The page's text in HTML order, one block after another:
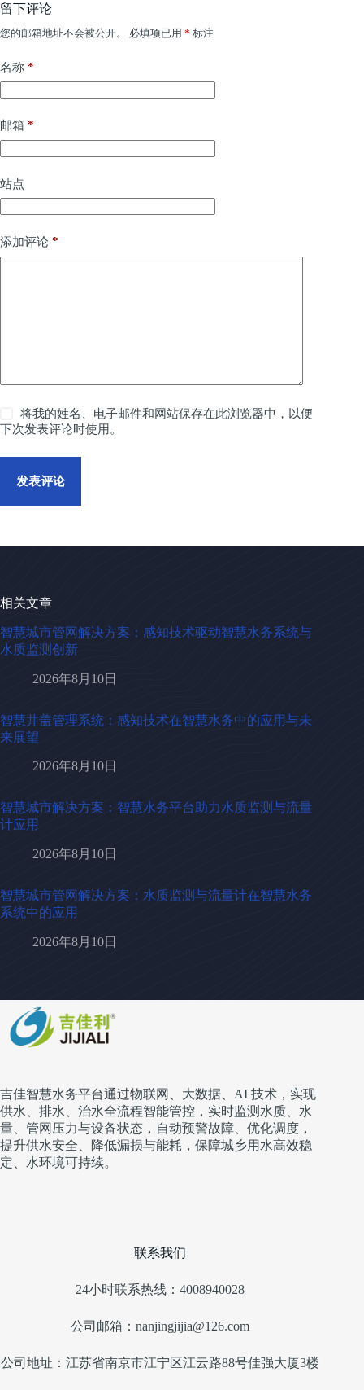
留下评论
您的邮箱地址不会被公开。 必填项已用 * 标注
名称 *
邮箱 *
站点
添加评论 *
将我的姓名、电子邮件和网站保存在此浏览器中，以便
下次发表评论时使用。
发表评论
相关文章
智慧城市管网解决方案：感知技术驱动智慧水务系统与
水质监测创新
2026年8月10日
智慧井盖管理系统：感知技术在智慧水务中的应用与未
来展望
2026年8月10日
智慧城市解决方案：智慧水务平台助力水质监测与流量
计应用
2026年8月10日
智慧城市管网解决方案：水质监测与流量计在智慧水务
系统中的应用
2026年8月10日
吉佳智慧水务平台通过物联网、大数据、AI 技术，实现
供水、排水、治水全流程智能管控，实时监测水质、水
量、管网压力与设备状态，自动预警故障、优化调度，
提升供水安全、降低漏损与能耗，保障城乡用水高效稳
定、水环境可持续。
联系我们
24小时联系热线：4008940028
公司邮箱：nanjingjijia@126.com
公司地址：江苏省南京市江宁区江云路88号佳强大厦3楼